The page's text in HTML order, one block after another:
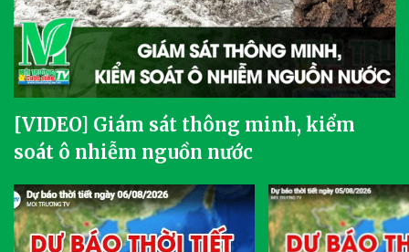
[VIDEO] Giám sát thông minh, kiểm
soát ô nhiễm nguồn nước